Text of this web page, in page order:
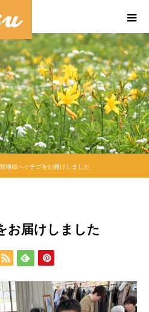
地域へイチゴをお届けしました
お届けしました